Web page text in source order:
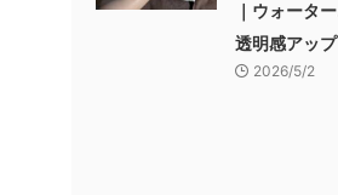
｜ウォータ
透明感アップ
2026/5/2